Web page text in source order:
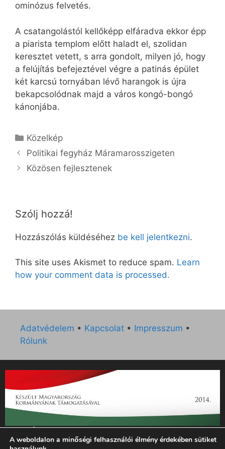
ominózus felvetés.
A csatangolástól kellőképp elfáradva ekkor épp
a piarista templom előtt haladt el, szolidan
keresztet vetett, s arra gondolt, milyen jó, hogy
a felújítás befejeztével végre a patinás épület
két karcsú tornyában lévő harangok is újra
bekapcsolódnak majd a város kongó-bongó
kánonjába.
Kategória
Közelkép
Politikai fegyház Máramarosszigeten
Közösen fejlesztenek
Szólj hozzá!
Hozzászólás küldéséhez be kell jelentkezni.
This site uses Akismet to reduce spam. Learn
how your comment data is processed.
Adatvédelem • Kapcsolat • Impresszum •
Rólunk
„Az Új Ember katolikus hetilap 2014. évi működésének
támogatását az EGYH-KCP-14-P-0121 sz. támogatási
A weboldalon a minőségi felhasználói élmény érdekében sütiket